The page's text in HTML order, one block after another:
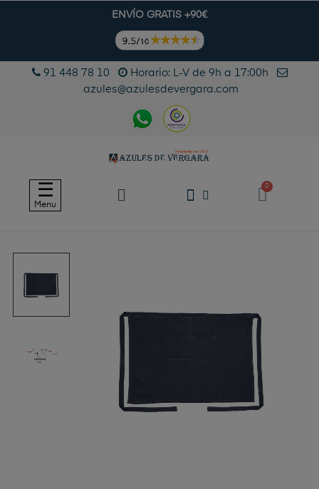
ENVÍO GRATIS +90€
91 448 78 10
Horario: L-V de 9h a 17:00h
azules@azulesdevergara.com
Navegación
de
☰
Menu